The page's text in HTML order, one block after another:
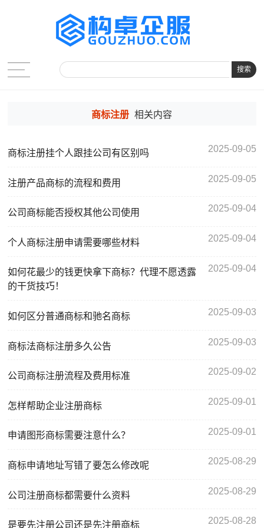
搜索
商标注册 相关内容
商标注册挂个人跟挂公司有区别吗 2025-09-05
注册产品商标的流程和费用 2025-09-05
公司商标能否授权其他公司使用 2025-09-04
个人商标注册申请需要哪些材料 2025-09-04
如何花最少的钱更快拿下商标？代理不愿透露
的干货技巧！
2025-09-04
如何区分普通商标和驰名商标 2025-09-03
商标法商标注册多久公告 2025-09-03
公司商标注册流程及费用标准 2025-09-02
怎样帮助企业注册商标 2025-09-01
申请图形商标需要注意什么？ 2025-09-01
商标申请地址写错了要怎么修改呢 2025-08-29
公司注册商标都需要什么资料 2025-08-29
是要先注册公司还是先注册商标 2025-08-28